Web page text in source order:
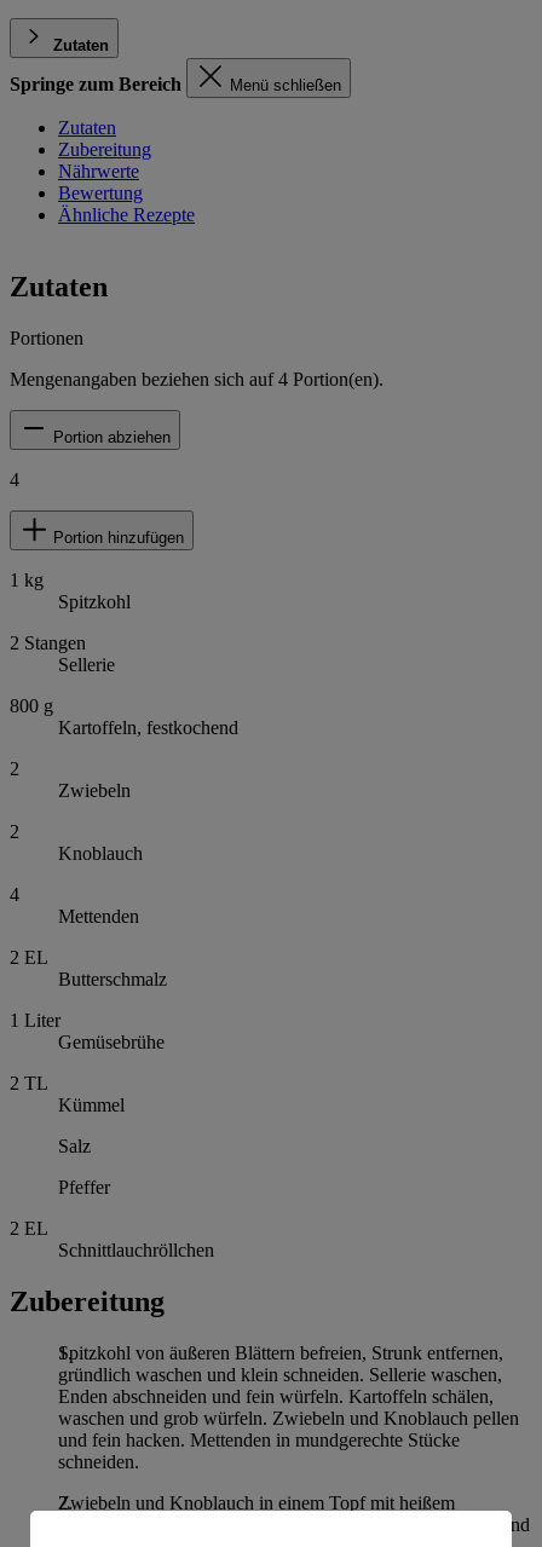
Zutaten
Springe zum Bereich Menü schließen
Zutaten
Zubereitung
Nährwerte
Bewertung
Ähnliche Rezepte
Zutaten
Portionen
Mengenangaben beziehen sich auf4 Portion(en).
Portion abziehen
4
Portion hinzufügen
1 kg
Spitzkohl
2 Stangen
Sellerie
800 g
Kartoffeln, festkochend
2
Zwiebeln
2
Knoblauch
4
Mettenden
2 EL
Butterschmalz
1 Liter
Gemüsebrühe
2 TL
Kümmel
Salz
Pfeffer
2 EL
Schnittlauchröllchen
Zubereitung
Spitzkohl von äußeren Blättern befreien, Strunk entfernen,
gründlich waschen und klein schneiden. Sellerie waschen,
Enden abschneiden und fein würfeln. Kartoffeln schälen,
waschen und grob würfeln. Zwiebeln und Knoblauch pellen
und fein hacken. Mettenden in mundgerechte Stücke
schneiden.
Zwiebeln und Knoblauch in einem Topf mit heißem
Butterschmalz bei mittlerer Hitze anschwitzen. Kartoffeln und